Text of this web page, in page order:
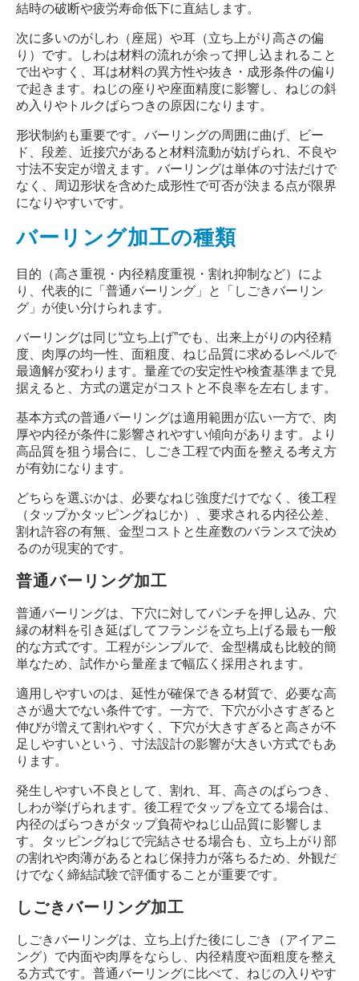
結時の破断や疲労寿命低下に直結します。
次に多いのがしわ（座屈）や耳（立ち上がり高さの偏
り）です。しわは材料の流れが余って押し込まれること
で出やすく、耳は材料の異方性や抜き・成形条件の偏り
で起きます。ねじの座りや座面精度に影響し、ねじの斜
め入りやトルクばらつきの原因になります。
形状制約も重要です。バーリングの周囲に曲げ、ビー
ド、段差、近接穴があると材料流動が妨げられ、不良や
寸法不安定が増えます。バーリングは単体の寸法だけで
なく、周辺形状を含めた成形性で可否が決まる点が限界
になりやすいです。
バーリング加工の種類
目的（高さ重視・内径精度重視・割れ抑制など）によ
り、代表的に「普通バーリング」と「しごきバーリン
グ」が使い分けられます。
バーリングは同じ“立ち上げ”でも、出来上がりの内径精
度、肉厚の均一性、面粗度、ねじ品質に求めるレベルで
最適解が変わります。量産での安定性や検査基準まで見
据えると、方式の選定がコストと不良率を左右します。
基本方式の普通バーリングは適用範囲が広い一方で、肉
厚や内径が条件に影響されやすい傾向があります。より
高品質を狙う場合に、しごき工程で内面を整える考え方
が有効になります。
どちらを選ぶかは、必要なねじ強度だけでなく、後工程
（タップかタッピングねじか）、要求される内径公差、
割れ許容の有無、金型コストと生産数のバランスで決め
るのが現実的です。
普通バーリング加工
普通バーリングは、下穴に対してパンチを押し込み、穴
縁の材料を引き延ばしてフランジを立ち上げる最も一般
的な方式です。工程がシンプルで、金型構成も比較的簡
単なため、試作から量産まで幅広く採用されます。
適用しやすいのは、延性が確保できる材質で、必要な高
さが過大でない条件です。一方で、下穴が小さすぎると
伸びが増えて割れやすく、下穴が大きすぎると高さが不
足しやすいという、寸法設計の影響が大きい方式でもあ
ります。
発生しやすい不良として、割れ、耳、高さのばらつき、
しわが挙げられます。後工程でタップを立てる場合は、
内径のばらつきがタップ負荷やねじ山品質に影響しま
す。タッピングねじで完結させる場合も、立ち上がり部
の割れや肉薄があるとねじ保持力が落ちるため、外観だ
けでなく締結試験で評価することが重要です。
しごきバーリング加工
しごきバーリングは、立ち上げた後にしごき（アイアニ
ング）で内面や肉厚をならし、内径精度や面粗度を整え
る方式です。普通バーリングに比べて、ねじの入りやす